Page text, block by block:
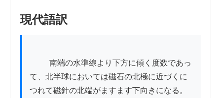
現代語訳
て、北半球においては磁石の北極に近づくに
つれて磁針の北端がますます下向きになる。